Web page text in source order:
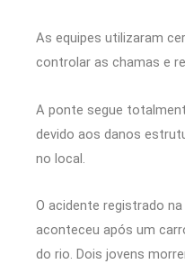
As equipes utilizaram
controlar as chamas e
A ponte segue
devido aos danos
no local.
O acidente registrado
aconteceu após um
do rio. Dois jovens